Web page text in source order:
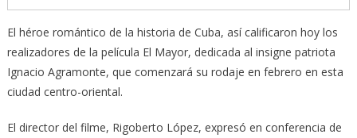
El héroe romántico de la historia de Cuba, así calificaron hoy los
realizadores de la película El Mayor, dedicada al insigne patriota
Ignacio Agramonte, que comenzará su rodaje en febrero en esta
ciudad centro-oriental.
El director del filme, Rigoberto López, expresó en conferencia de